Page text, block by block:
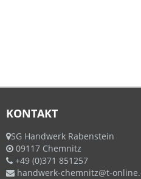
KONTAKT
SG Handwerk Rabenstein
09117 Chemnitz
+49 (0)371 851257
handwerk-chemnitz@t-